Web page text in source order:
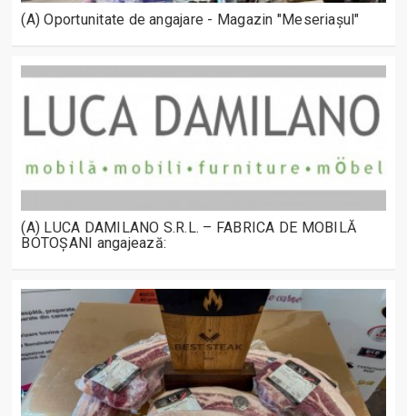
(A) Oportunitate de angajare - Magazin "Meseriașul"
(A) LUCA DAMILANO S.R.L. – FABRICA DE MOBILĂ
BOTOȘANI angajează: